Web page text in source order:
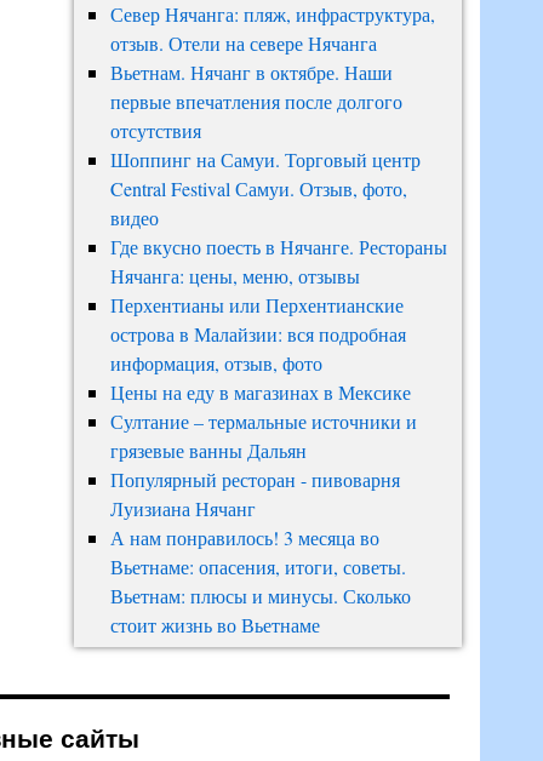
Север Нячанга: пляж, инфраструктура,
отзыв. Отели на севере Нячанга
Вьетнам. Нячанг в октябре. Наши
первые впечатления после долгого
отсутствия
Шоппинг на Самуи. Торговый центр
Central Festival Самуи. Отзыв, фото,
видео
Где вкусно поесть в Нячанге. Рестораны
Нячанга: цены, меню, отзывы
Перхентианы или Перхентианские
острова в Малайзии: вся подробная
информация, отзыв, фото
Цены на еду в магазинах в Мексике
Султание – термальные источники и
грязевые ванны Дальян
Популярный ресторан - пивоварня
Луизиана Нячанг
А нам понравилось! 3 месяца во
Вьетнаме: опасения, итоги, советы.
Вьетнам: плюсы и минусы. Сколько
стоит жизнь во Вьетнаме
сайты